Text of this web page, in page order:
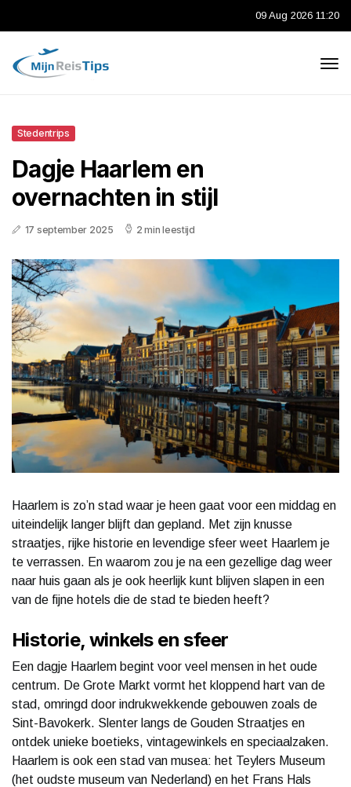
09 Aug 2026 11:20
Stedentrips
Dagje Haarlem en
overnachten in stijl
17 september 2025 2 min leestijd
Haarlem is zo’n stad waar je heen gaat voor een middag en
uiteindelijk langer blijft dan gepland. Met zijn knusse
straatjes, rijke historie en levendige sfeer weet Haarlem je
te verrassen. En waarom zou je na een gezellige dag weer
naar huis gaan als je ook heerlijk kunt blijven slapen in een
van de fijne hotels die de stad te bieden heeft?
Historie, winkels en sfeer
Een dagje Haarlem begint voor veel mensen in het oude
centrum. De Grote Markt vormt het kloppend hart van de
stad, omringd door indrukwekkende gebouwen zoals de
Sint-Bavokerk. Slenter langs de Gouden Straatjes en
ontdek unieke boetieks, vintagewinkels en speciaalzaken.
Haarlem is ook een stad van musea: het Teylers Museum
(het oudste museum van Nederland) en het Frans Hals